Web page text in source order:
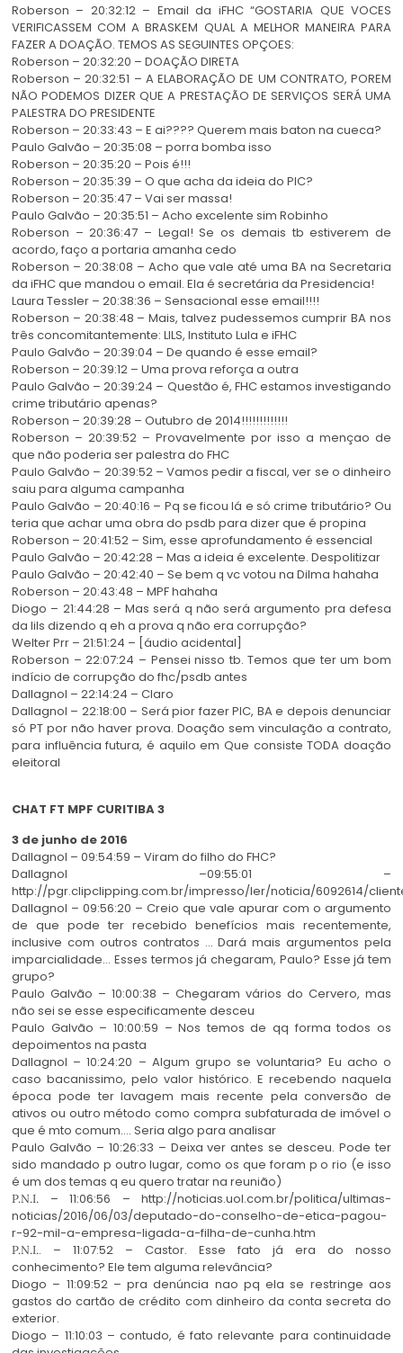
Roberson – 20:32:12 – Email da iFHC “GOSTARIA QUE VOCES
VERIFICASSEM COM A BRASKEM QUAL A MELHOR MANEIRA PARA
FAZER A DOAÇÃO. TEMOS AS SEGUINTES OPÇOES:
Roberson – 20:32:20 – DOAÇÃO DIRETA
Roberson – 20:32:51 – A ELABORAÇÃO DE UM CONTRATO, POREM
NÃO PODEMOS DIZER QUE A PRESTAÇÃO DE SERVIÇOS SERÁ UMA
PALESTRA DO PRESIDENTE
Roberson – 20:33:43 – E ai???? Querem mais baton na cueca?
Paulo Galvão – 20:35:08 – porra bomba isso
Roberson – 20:35:20 – Pois é!!!
Roberson – 20:35:39 – O que acha da ideia do PIC?
Roberson – 20:35:47 – Vai ser massa!
Paulo Galvão – 20:35:51 – Acho excelente sim Robinho
Roberson – 20:36:47 – Legal! Se os demais tb estiverem de
acordo, faço a portaria amanha cedo
Roberson – 20:38:08 – Acho que vale até uma BA na Secretaria
da iFHC que mandou o email. Ela é secretária da Presidencia!
Laura Tessler – 20:38:36 – Sensacional esse email!!!!
Roberson – 20:38:48 – Mais, talvez pudessemos cumprir BA nos
três concomitantemente: LILS, Instituto Lula e iFHC
Paulo Galvão – 20:39:04 – De quando é esse email?
Roberson – 20:39:12 – Uma prova reforça a outra
Paulo Galvão – 20:39:24 – Questão é, FHC estamos investigando
crime tributário apenas?
Roberson – 20:39:28 – Outubro de 2014!!!!!!!!!!!!!
Roberson – 20:39:52 – Provavelmente por isso a mençao de
que não poderia ser palestra do FHC
Paulo Galvão – 20:39:52 – Vamos pedir a fiscal, ver se o dinheiro
saiu para alguma campanha
Paulo Galvão – 20:40:16 – Pq se ficou lá e só crime tributário? Ou
teria que achar uma obra do psdb para dizer que é propina
Roberson – 20:41:52 – Sim, esse aprofundamento é essencial
Paulo Galvão – 20:42:28 – Mas a ideia é excelente. Despolitizar
Paulo Galvão – 20:42:40 – Se bem q vc votou na Dilma hahaha
Roberson – 20:43:48 – MPF hahaha
Diogo – 21:44:28 – Mas será q não será argumento pra defesa
da lils dizendo q eh a prova q não era corrupção?
Welter Prr – 21:51:24 – [áudio acidental]
Roberson – 22:07:24 – Pensei nisso tb. Temos que ter um bom
indício de corrupção do fhc/psdb antes
Dallagnol – 22:14:24 – Claro
Dallagnol – 22:18:00 – Será pior fazer PIC, BA e depois denunciar
só PT por não haver prova. Doação sem vinculação a contrato,
para influência futura, é aquilo em Que consiste TODA doação
eleitoral
CHAT FT MPF CURITIBA 3
3 de junho de 2016
Dallagnol – 09:54:59 – Viram do filho do FHC?
Dallagnol –09:55:01 –
http://pgr.clipclipping.com.br/impresso/ler/noticia/6092614/
Dallagnol – 09:56:20 – Creio que vale apurar com o argumento
de que pode ter recebido benefícios mais recentemente,
inclusive com outros contratos … Dará mais argumentos pela
imparcialidade… Esses termos já chegaram, Paulo? Esse já tem
grupo?
Paulo Galvão – 10:00:38 – Chegaram vários do Cervero, mas
não sei se esse especificamente desceu
Paulo Galvão – 10:00:59 – Nos temos de qq forma todos os
depoimentos na pasta
Dallagnol – 10:24:20 – Algum grupo se voluntaria? Eu acho o
caso bacanissimo, pelo valor histórico. E recebendo naquela
época pode ter lavagem mais recente pela conversão de
ativos ou outro método como compra subfaturada de imóvel o
que é mto comum…. Seria algo para analisar
Paulo Galvão – 10:26:33 – Deixa ver antes se desceu. Pode ter
sido mandado p outro lugar, como os que foram p o rio (e isso
é um dos temas q eu quero tratar na reunião)
P.N.I. – 11:06:56 – http://noticias.uol.com.br/politica/ultimas-
noticias/2016/06/03/deputado-do-conselho-de-etica-pagou-
r-92-mil-a-empresa-ligada-a-filha-de-cunha.htm
P.N.I.. – 11:07:52 – Castor. Esse fato já era do nosso
conhecimento? Ele tem alguma relevância?
Diogo – 11:09:52 – pra denúncia nao pq ela se restringe aos
gastos do cartão de crédito com dinheiro da conta secreta do
exterior.
Diogo – 11:10:03 – contudo, é fato relevante para continuidade